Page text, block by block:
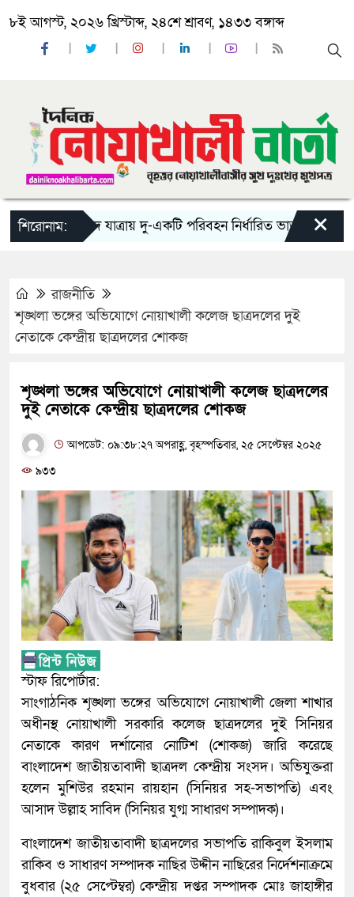
৮ই আগস্ট, ২০২৬ খ্রিস্টাব্দ, ২৪শে শ্রাবণ, ১৪৩৩ বঙ্গাব্দ
শিরোনাম:‘ঈদ যাত্রায় দু-একটি পরিবহন নির্ধারিত ভাড়ার চেয়েও কম
×
রাজনীতি
শৃঙ্খলা ভঙ্গের অভিযোগে নোয়াখালী কলেজ ছাত্রদলের দুই
নেতাকে কেন্দ্রীয় ছাত্রদলের শোকজ
শৃঙ্খলা ভঙ্গের অভিযোগে নোয়াখালী কলেজ ছাত্রদলের
দুই নেতাকে কেন্দ্রীয় ছাত্রদলের শোকজ
আপডেট: ০৯:৩৮:২৭ অপরাহ্ণ, বৃহস্পতিবার, ২৫ সেপ্টেম্বর ২০২৫
৯৩৩
স্টাফ রিপোর্টার:
সাংগাঠনিক শৃঙ্খলা ভঙ্গের অভিযোগে নোয়াখালী জেলা শাখার
অধীনস্থ নোয়াখালী সরকারি কলেজ ছাত্রদলের দুই সিনিয়র
নেতাকে কারণ দর্শানোর নোটিশ (শোকজ) জারি করেছে
বাংলাদেশ জাতীয়তাবাদী ছাত্রদল কেন্দ্রীয় সংসদ। অভিযুক্তরা
হলেন মুশিউর রহমান রায়হান (সিনিয়র সহ-সভাপতি) এবং
আসাদ উল্লাহ সাবিদ (সিনিয়র যুগ্ম সাধারণ সম্পাদক)।
বাংলাদেশ জাতীয়তাবাদী ছাত্রদলের সভাপতি রাকিবুল ইসলাম
রাকিব ও সাধারণ সম্পাদক নাছির উদ্দীন নাছিরের নির্দেশনাক্রমে
বুধবার (২৫ সেপ্টেম্বর) কেন্দ্রীয় দপ্তর সম্পাদক মোঃ জাহাঙ্গীর